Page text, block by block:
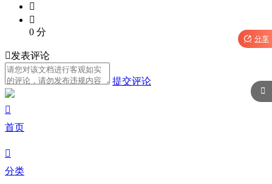


0 分
发表评论
提交评论
 分享


首页

分类